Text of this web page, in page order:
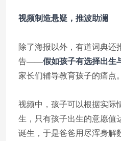
视频制造悬疑，推波助澜
除了海报以外，有道词典还
告——假如孩子有选择出生
家长们辅导教育孩子的痛点。
视频中，孩子可以根据实际
生，只有孩子出生的意愿值
诞生，于是爸爸用尽浑身解